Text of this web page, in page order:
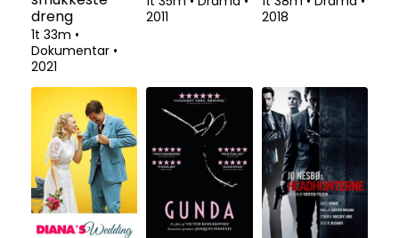
dreng
1t 33m •
Dokumentar •
2021
2011
2018